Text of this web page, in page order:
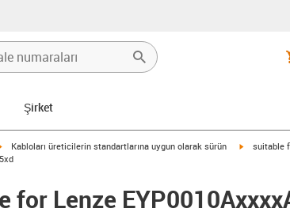
Şirket
igus-icon-arrow-right
Kabloları üreticilerin standartlarına uygun olarak sürün igus-icon-
suitable
Lenze